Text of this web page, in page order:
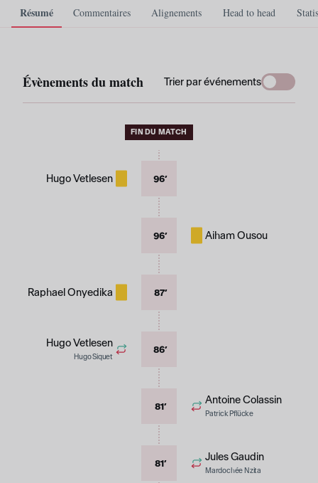
Résumé Commentaires Alignements Head to head
Évènements du match Trier par événements
FIN DU MATCH
Hugo Vetlesen 96’
Aiham Ousou
96’
Raphael Onyedika 87’
Hugo Vetlesen
Hugo Siquet
86’
Antoine Colassin
Patrick Pflücke
81’
Jules Gaudin
Mardochée Nzita
81’